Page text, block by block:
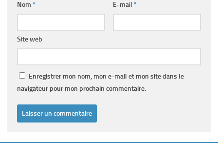
Nom * E-mail *
Site web
Enregistrer mon nom, mon e-mail et mon site dans le
navigateur pour mon prochain commentaire.